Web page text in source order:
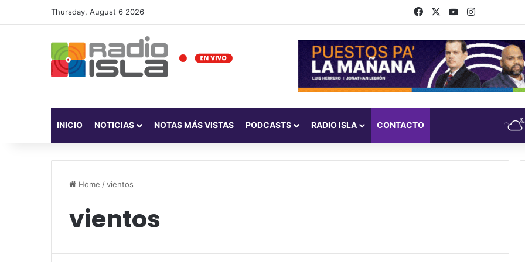
Thursday, August 6 2026 FacebookYouTubeInstagram
INICIO NOTICIAS NOTAS MÁS VISTAS PODCASTS RADIO ISLA CONTACTO
Home /vientos
vientos